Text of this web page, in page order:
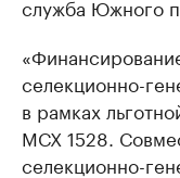
служба Южного
селекционно-
в рамках
МСХ 1528.
селекционно-